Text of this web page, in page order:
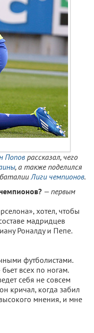
Поповрассказал, чего
, а также поделился
Лиги чемпионов.
— первым
хотел, что­бы
мадридцев
Роналду и Пепе.
футболи­стами.
всех по ногам.
себя не совсем
кри­чал, когда забил
мнения, и мне